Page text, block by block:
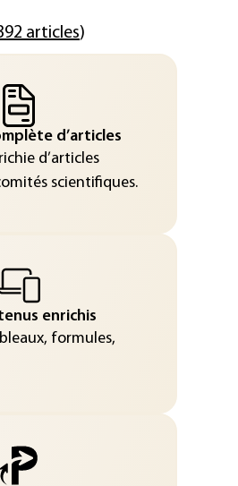
articles)
d’articles
d’articles
scientifiques.
enrichis
formules,